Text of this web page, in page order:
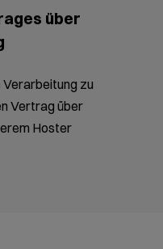
über
zu
Vertrag über
Hoster